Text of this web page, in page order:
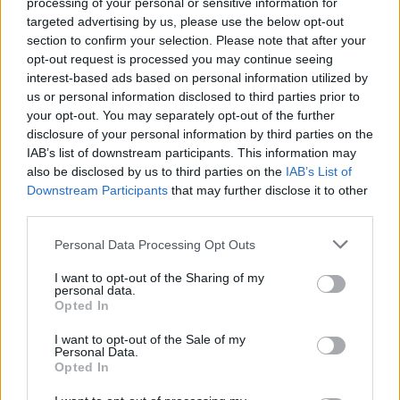
targeted advertising by us, please use the below opt-out
section to confirm your selection. Please note that after your
opt-out request is processed you may continue seeing
interest-based ads based on personal information utilized by
us or personal information disclosed to third parties prior to
your opt-out. You may separately opt-out of the further
disclosure of your personal information by third parties on the
IAB’s list of downstream participants. This information may
also be disclosed by us to third parties on the IAB’s List of
Downstream Participants that may further disclose it to other
Personal Data Processing Opt Outs
I want to opt-out of the Sharing of my
personal data.
Opted In
I want to opt-out of the Sale of my
Personal Data.
Opted In
zkoušky primárního a sekundárního obvodu za studena.
Policie zásadně popírá existenci provokatérů
28.9.2000 19:53 | PRAHA (EkoList)
ZástupciObčanských právních hlídek (OPH)včera v noci na tiskové
konferenci poskytly novinářům informace o údajné činnosti lidí,
kteří během úterních násilných demonstrací vypadali a chovali se
jako demonstranté a zároveň velmi snadno procházeli policejními
kordóny. Zároveň oznámili, že své záznamy a svědectví očitých
svědků předají k prošetření orgánůmministerstva vnitra. Policie
přiznává existenci policistů v civilu, ale zároveň odmítá jakékoliv
28.9.2000 18:20 | PRAHA (EkoList)
Ve čtyři hodiny odpoledne vyrazil z Můstku pochod asi 150
demonstrantů, kteří požadovali propuštění svých
sdružení Obrana životního prostředí, přišli podpořit hlavně
demonstranté, kteří se dopoledne zúčastnili protestu před
ministerstvem vnitra